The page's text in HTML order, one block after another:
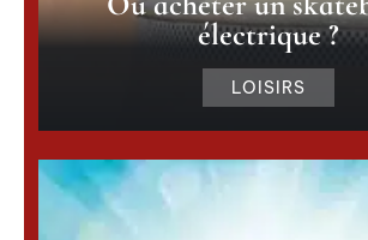
électrique ?
LOISIRS